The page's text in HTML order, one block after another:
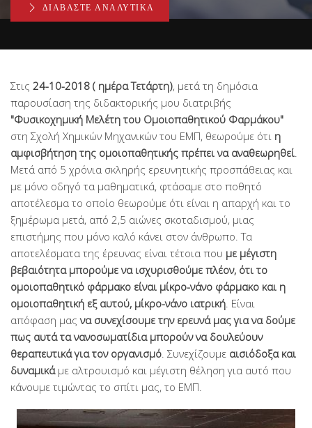
ΔΙΑΒΆΣΤΕ ΑΝΑΛΥΤΙΚΆ
Στις 24-10-2018 ( ημέρα Τετάρτη), μετά τη δημόσια
παρουσίαση της διδακτορικής μου διατριβής
"Φυσικοχημική Μελέτη του Ομοιοπαθητικού Φαρμάκου"
στη Σχολή Χημικών Μηχανικών του ΕΜΠ, θεωρούμε ότι η
αμφισβήτηση της ομοιοπαθητικής πρέπει να αναθεωρηθεί
Μετά από 5 χρόνια σκληρής ερευνητικής προσπάθειας και
με μόνο οδηγό τα μαθηματικά, φτάσαμε στο ποθητό
αποτέλεσμα το οποίο θεωρούμε ότι είναι η απαρχή και το
ξημέρωμα μετά, από 2,5 αιώνες σκοταδισμού, μιας
επιστήμης που μόνο καλό κάνει στον άνθρωπο. Τα
αποτελέσματα της έρευνας είναι τέτοια που με μέγιστη
βεβαιότητα μπορούμε να ισχυρισθούμε πλέον, ότι το
ομοιοπαθητικό φάρμακο είναι μίκρο-νάνο φάρμακο και η
ομοιοπαθητική εξ αυτού, μίκρο-νάνο ιατρική . Είναι
απόφαση μαςνα συνεχίσουμε την ερευνά μας για να δούμε
πως αυτά τα νανοσωματίδια μπορούν να δουλεύουν
θεραπευτικά για τον οργανισμό . Συνεχίζουμε αισιόδοξα και
δυναμικάμε αλτρουισμό και μέγιστη θέληση για αυτό που
κάνουμε τιμώντας το σπίτι μας, το ΕΜΠ.